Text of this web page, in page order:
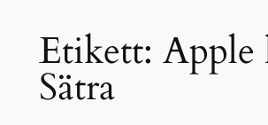
Etikett: Apple
Sätra